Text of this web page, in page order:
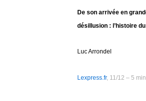
De son arrivée en
désillusion : l’histoire
Luc Arrondel
Lexpress.fr, 11/12 – 5 min